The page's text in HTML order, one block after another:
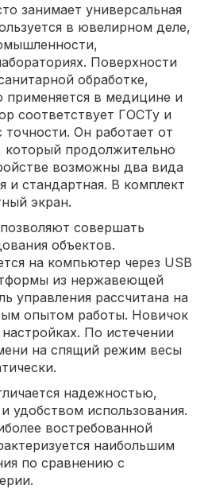
занимает универсальная
в ювелирном деле,
Поверхности
обработке,
применяется в медицине и
соответствует ГОСТу и
Он работает от
который продолжительно
возможны два вида
и стандартная. В комплект
экран.
совершать
объектов.
на компьютер через USB
из нержавеющей
управления рассчитана на
опытом работы. Новичок
По истечении
на спящий режим весы
надежностью,
удобством использования.
востребованной
наибольшим
по сравнению с